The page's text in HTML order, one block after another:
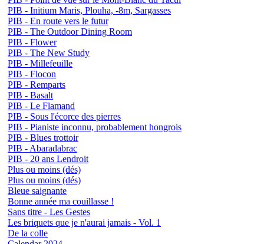
PIB - Initium Maris, Plouha, -8m, Sargasses
PIB - En route vers le futur
PIB - The Outdoor Dining Room
PIB - Flower
PIB - The New Study
PIB - Millefeuille
PIB - Flocon
PIB - Remparts
PIB - Basalt
PIB - Le Flamand
PIB - Sous l'écorce des pierres
PIB - Pianiste inconnu, probablement hongrois
PIB - Blues trottoir
PIB - Abaradabrac
PIB - 20 ans Lendroit
Plus ou moins (dés)
Plus ou moins (dés)
Bleue saignante
Bonne année ma couillasse !
Sans titre - Les Gestes
Les briquets que je n'aurai jamais - Vol. 1
De la colle